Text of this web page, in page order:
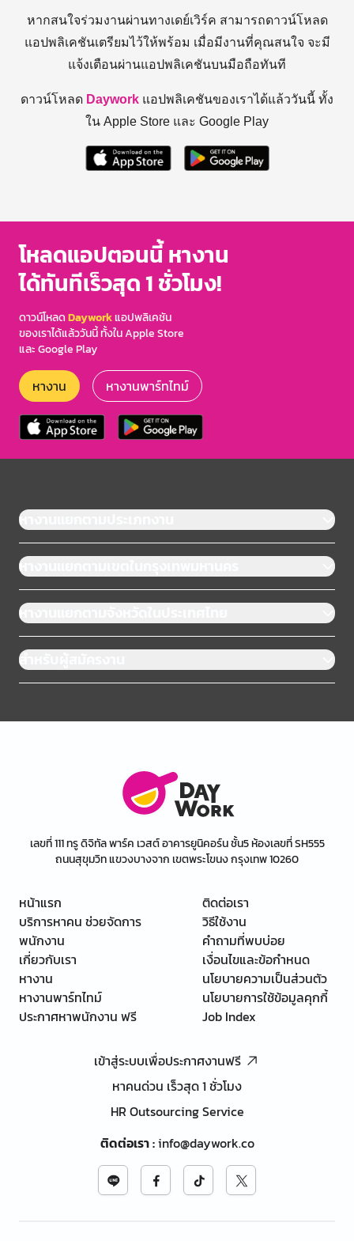
หากสนใจร่วมงานผ่านทางเดย์เวิร์ค สามารถดาวน์โหลด
แอปพลิเคชันเตรียมไว้ให้พร้อม เมื่อมีงานที่คุณสนใจ จะมี
แจ้งเตือนผ่านแอปพลิเคชันบนมือถือทันที
ดาวน์โหลด Daywork แอปพลิเคชันของเราได้แล้ววันนี้ ทั้ง
ใน Apple Store และ Google Play
โหลดแอปตอนนี้ หางาน
ได้ทันทีเร็วสุด 1 ชั่วโมง!
ดาวน์โหลดDayworkแอปพลิเคชัน
ของเราได้แล้ววันนี้ ทั้งใน Apple Store
และ Google Play
หางาน หางานพาร์ทไทม์
หางานแยกตามประเภทงาน
หางานแยกตามเขตในกรุงเทพมหานคร
หางานแยกตามจังหวัดในประเทศไทย
สำหรับผู้สมัครงาน
เลขที่ 111 ทรู ดิจิทัล พาร์ค เวสต์ อาคารยูนิคอร์น ชั้น5 ห้องเลขที่ SH555
ถนนสุขุมวิท แขวงบางจาก เขตพระโขนง กรุงเทพ 10260
หน้าแรก
บริการหาคน ช่วยจัดการ
พนักงาน
เกี่ยวกับเรา
หางาน
หางานพาร์ทไทม์
ประกาศหาพนักงาน ฟรี
ติดต่อเรา
วิธีใช้งาน
คำถามที่พบบ่อย
เงื่อนไขและข้อกำหนด
นโยบายความเป็นส่วนตัว
นโยบายการใช้ข้อมูลคุกกี้
Job Index
เข้าสู่ระบบเพื่อประกาศงานฟรี
หาคนด่วน เร็วสุด 1 ชั่วโมง
HR Outsourcing Service
ติดต่อเรา:info@daywork.co